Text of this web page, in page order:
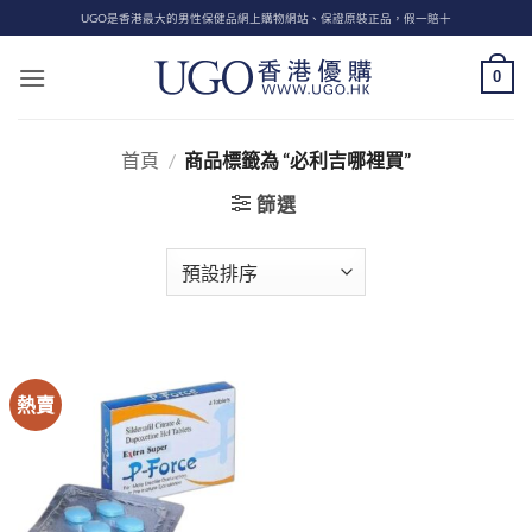
to
content
UGO是香港最大的男性保健品網上購物網站、保證原裝正品，假一賠十
0
首頁 / 商品標籤為 “必利吉哪裡買”
篩選
熱賣